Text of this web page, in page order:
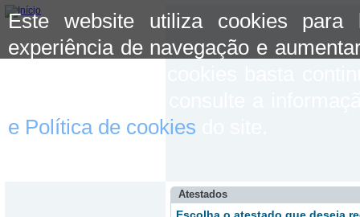
Este website utiliza cookies para
experiência de navegação e
e Política de cookies
Atestados